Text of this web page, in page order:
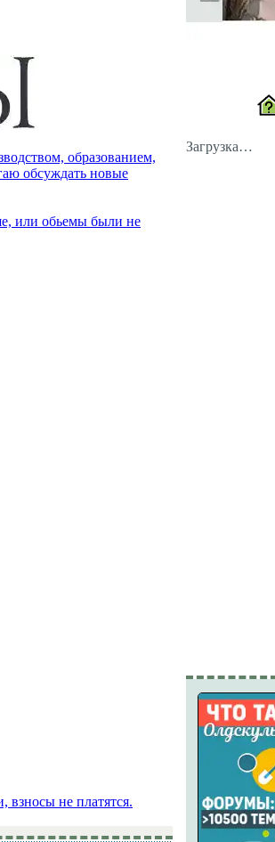
образованием,
обсуждать новые
или обьемы были не
взносы не платятся.
Загрузка…